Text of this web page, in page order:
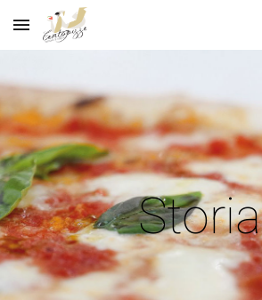
Skip to main content
Storia